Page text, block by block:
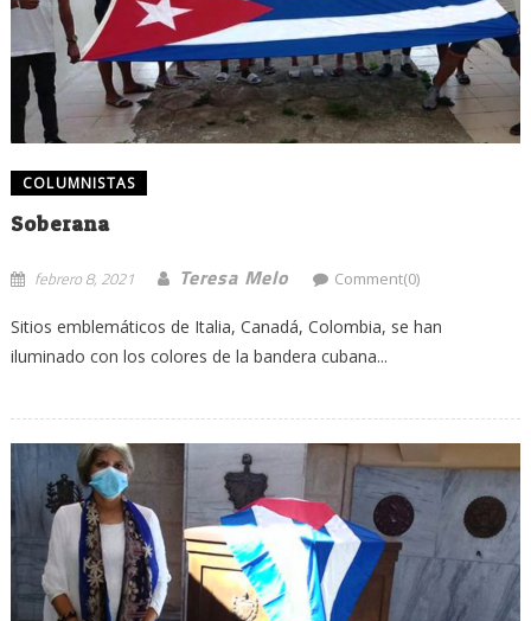
COLUMNISTAS
Soberana
febrero 8, 2021 Teresa Melo Comment(0)
Sitios emblemáticos de Italia, Canadá, Colombia, se han
iluminado con los colores de la bandera cubana...